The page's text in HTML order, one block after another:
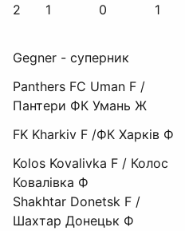
2
1 0 1
Gegner - суперник
Panthers FC Uman F /
Пантери ФК Умань Ж
FK Kharkiv F /ФК Харків Ф
Kolos Kovalivka F / Колос
Ковалівка Ф
Shakhtar Donetsk F /
Шахтар Донецьк Ф